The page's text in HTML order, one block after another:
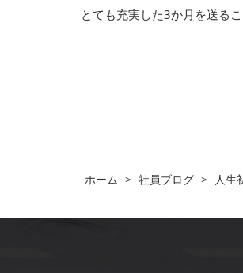
とても充実した3か月を送る
ホーム > 社員ブログ > 人生